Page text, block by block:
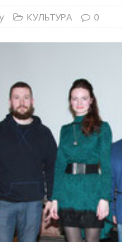
КУЛЬТУРА 0